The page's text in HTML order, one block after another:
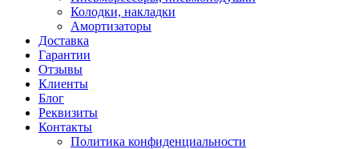
Колодки, накладки
Амортизаторы
Доставка
Гарантии
Отзывы
Клиенты
Блог
Реквизиты
Контакты
Политика конфиденциальности